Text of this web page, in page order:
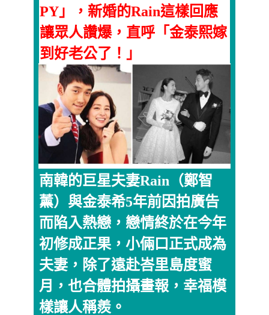
PY」，新婚的Rain這樣回應
讓眾人讚爆，直呼「金泰熙嫁
到好老公了！」
南韓的巨星夫妻Rain（鄭智
薰）與金泰希5年前因拍廣告
而陷入熱戀，戀情終於在今年
初修成正果，小倆口正式成為
夫妻，除了遠赴峇里島度蜜
月，也合體拍攝畫報，幸福模
樣讓人稱羨。